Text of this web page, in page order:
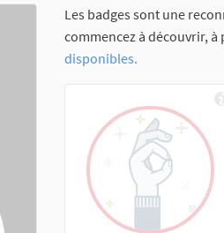
Les badges sont une
commencez à découvrir,
disponibles.